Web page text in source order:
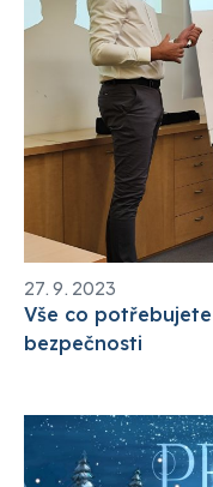
27. 9. 2023
Vše co
bezpečnosti